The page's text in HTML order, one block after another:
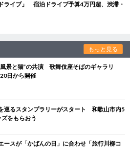
ライブ」 宿泊ドライブ予算4万円超、渋滞・
もっと見る
景と猫”の共演 歌舞伎座そばのギャラリ
日から開催
巡るスタンプラリーがスタート 和歌山市内5
をもらおう
スが「かばんの日」に合わせ「旅行川柳コ